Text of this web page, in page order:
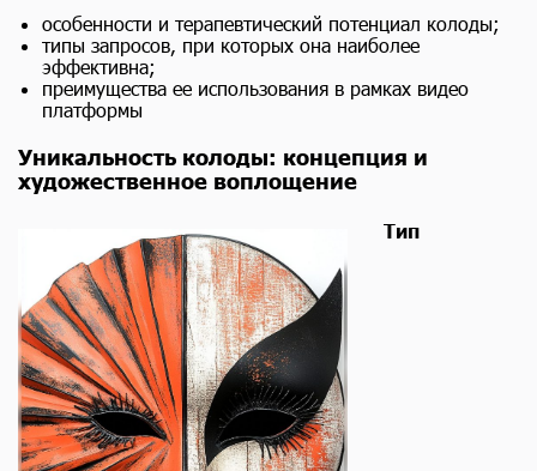
особенности и терапевтический потенциал колоды;
типы запросов, при которых она наиболее
эффективна;
преимущества ее использования в рамках видео
платформы
Уникальность колоды: концепция и
художественное воплощение
Тип